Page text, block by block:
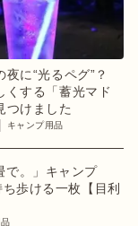
夜に“光るペグ”？
くする「蓄光マド
つけました
キャンプ用品
で。」キャンプ
歩ける一枚【目利